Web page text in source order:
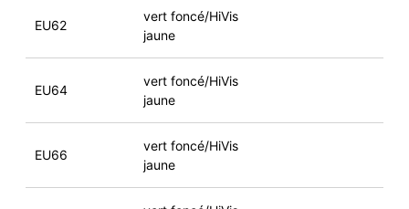
EU62
vert foncé/HiVis
jaune
EU64
vert foncé/HiVis
jaune
EU66
vert foncé/HiVis
jaune